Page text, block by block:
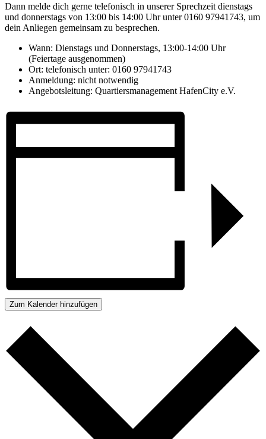
Dann melde dich gerne telefonisch in unserer Sprechzeit dienstags
und donnerstags von 13:00 bis 14:00 Uhr unter 0160 97941743, um
dein Anliegen gemeinsam zu besprechen.
Wann: Dienstags und Donnerstags, 13:00-14:00 Uhr
(Feiertage ausgenommen)
Ort: telefonisch unter: 0160 97941743
Anmeldung: nicht notwendig
Angebotsleitung: Quartiersmanagement HafenCity e.V.
Zum Kalender hinzufügen